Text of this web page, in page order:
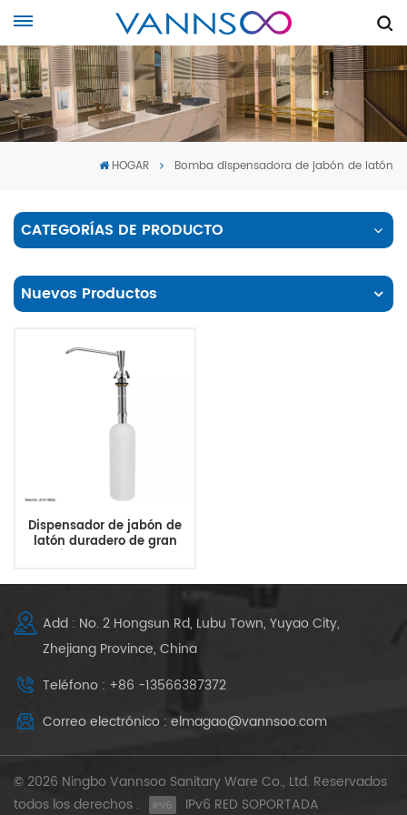
HOGAR Bomba dispensadora de jabón de latón
CATEGORÍAS DE PRODUCTO
Nuevos Productos
Dispensador de jabón de
latón duradero de gran
capacidad de 1000 ml para
Add : No. 2 Hongsun Rd, Lubu Town, Yuyao City,
Zhejiang Province, China
Teléfono : +86 -13566387372
Correo electrónico : elmagao@vannsoo.com
© 2026 Ningbo Vannsoo Sanitary Ware Co., Ltd. Reservados
todos los derechos .
IPv6 RED SOPORTADA